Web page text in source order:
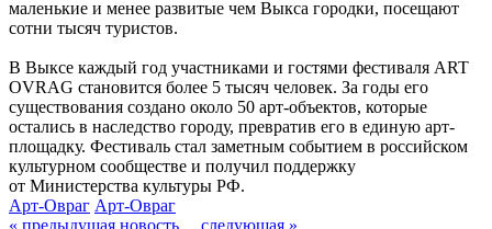
маленькие и менее развитые чем Выкса городки, посещают
сотни тысяч туристов.
В Выксе каждый год участниками и гостями фестиваля ART
OVRAG становится более 5 тысяч человек. За годы его
существования создано около 50 арт-объектов, которые
остались в наследство городу, превратив его в единую арт-
площадку. Фестиваль стал заметным событием в российском
культурном сообществе и получил поддержку
от Министерства культуры РФ.
Арт-Овраг Арт-Овраг